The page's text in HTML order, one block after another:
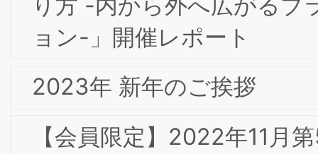
ンライン表示のブランド化とインター
ットドメインを経由した通信のセキュ
【会員限定】2020年12月 第5回東京専
向けた味覚・嗅覚・食感イノベーション